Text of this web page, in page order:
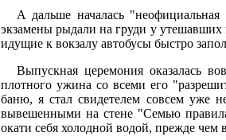
А дальше началась
экзамены рыдали на груди у
идущие к вокзалу автобусы быстро
Выпускная церемония оказалась
плотного ужина со всеми его
баню, я стал свидетелем совсем уже
вывешенными на стене "Семью
окати себя холодной водой, прежде